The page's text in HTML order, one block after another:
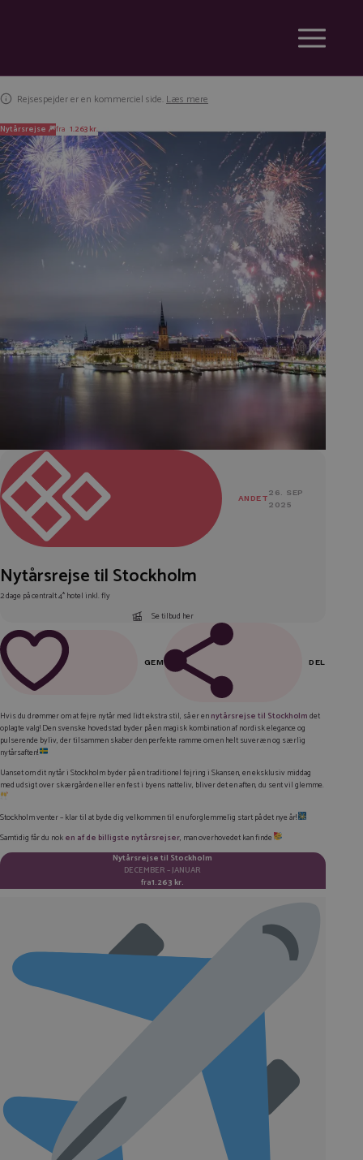
Rejsespejder er en kommerciel side. Læs mere
Nytårsrejse 🎆fra 1.263 kr.
ANDET
26. SEP
2025
Nytårsrejse til Stockholm
2 dage på centralt 4* hotel inkl. fly
Se tilbud her
GEM DEL
LINKEDIN
E-MAIL
KOPIER LINK
Hvis du drømmer om at fejre nytår med lidt ekstra stil, så er ennytårsrejse til Stockholmdet
oplagte valg! Den svenske hovedstad byder på en magisk kombination af nordisk elegance og
pulserende byliv, der tilsammen skaber den perfekte ramme om en helt suveræn og særlig
nytårsaften!
Uanset om dit nytår i Stockholm byder på en traditionel fejring i Skansen, en eksklusiv middag
med udsigt over skærgården eller en fest i byens natteliv, bliver det en aften, du sent vil glemme.
Stockholm venter – klar til at byde dig velkommen til en uforglemmelig start på det nye år!
Samtidig får du noken af de billigste nytårsrejser, man overhovedet kan finde
Nytårsrejse til Stockholm
DECEMBER – JANUAR
fra1.263 kr.